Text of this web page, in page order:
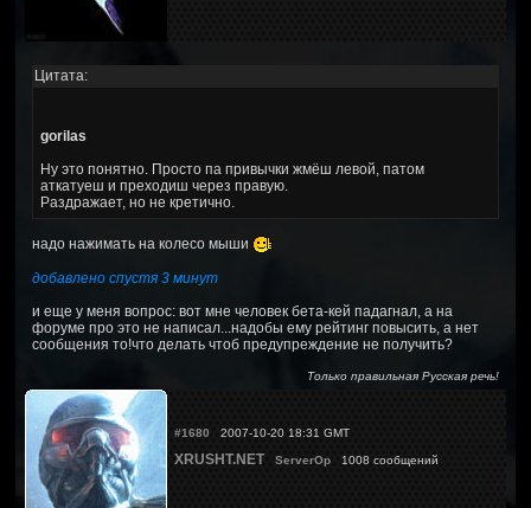
Цитата:
gorilas
Ну это понятно. Просто па привычки жмёш левой, патом
аткатуеш и преходиш через правую.
Раздражает, но не кретично.
надо нажимать на колесо мыши
добавлено спустя 3 минут
и еще у меня вопрос: вот мне человек бета-кей падагнал, а на
форуме про это не написал...надобы ему рейтинг повысить, а нет
сообщения то!что делать чтоб предупреждение не получить?
Только правильная Русская речь!
#1680 2007-10-20 18:31 GMT
XRUSHT.NET ServerOp 1008 сообщений